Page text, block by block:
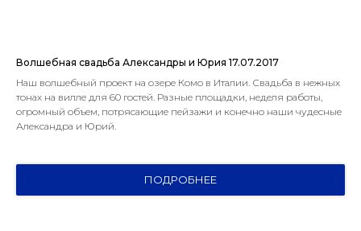
Волшебная свадьба Александры и Юрия 17.07.2017
Наш волшебный проект на озере Комо в Италии. Свадьба в нежных
тонах на вилле для 60 гостей. Разные площадки, неделя работы,
огромный объем, потрясающие пейзажи и конечно наши чудесные
Александра и Юрий.
ПОДРОБНЕЕ